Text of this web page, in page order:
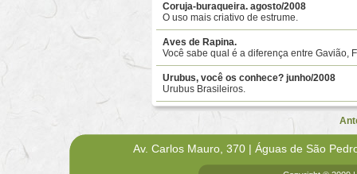
Coruja-buraqueira. agosto/2008
O uso mais criativo de estrume.
Aves de Rapina.
Você sabe qual é a diferença entre Gavião,
Urubus, você os conhece? junho/2008
Urubus Brasileiros.
Av. Carlos Mauro, 370 | Águas de São